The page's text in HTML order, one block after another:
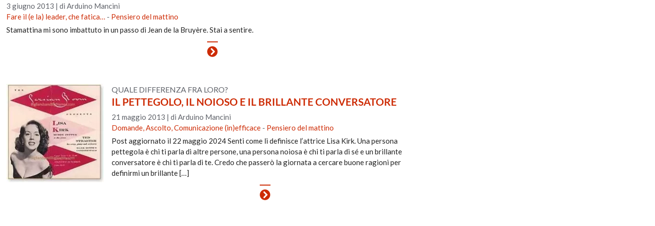
3 giugno 2013 |di Arduino Mancini
Fare il (e la) leader, che fatica… - Pensiero del mattino
Stamattina mi sono imbattuto in un passo di Jean de la Bruyère. Stai a sentire.
QUALE DIFFERENZA FRA LORO?
IL PETTEGOLO, IL NOIOSO E IL BRILLANTE CONVERSATORE
21 maggio 2013 | di Arduino Mancini
Domande, Ascolto, Comunicazione (in)efficace- Pensiero del mattino
Post aggiornato il 22 maggio 2024 Senti come li definisce l’attrice Lisa Kirk. Una persona
pettegola è chi ti parla di altre persone, una persona noiosa è chi ti parla di sé e un brillante
conversatore è chi ti parla di te. Credo che passerò la giornata a cercare buone ragioni per
definirmi un brillante […]